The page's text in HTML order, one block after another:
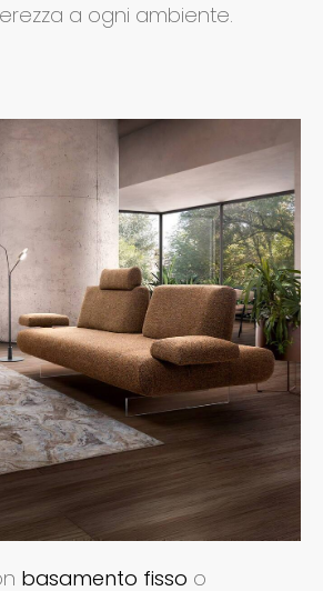
a ogni ambiente.
basamento fisso o